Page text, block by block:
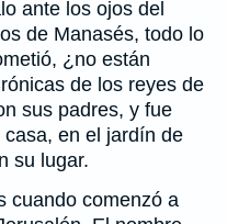
ante los ojos del
de Manasés, todo lo
¿no están
de los reyes de
sus padres, y fue
en el jardín de
su lugar.
cuando comenzó a